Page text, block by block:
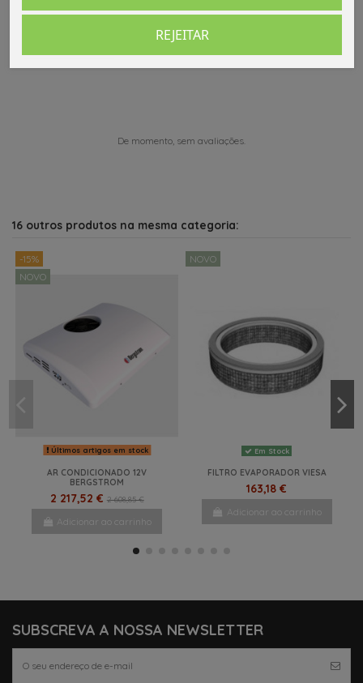
De momento, sem avaliações.
16 outros produtos na mesma categoria:
-15%
NOVO
Últimos artigos em stock
AR CONDICIONADO 12V
BERGSTROM
2 217,52 € 2 608,85 €
Adicionar ao carrinho
NOVO
Em Stock
FILTRO EVAPORADOR VIESA
163,18 €
Adicionar ao carrinho
SUBSCREVA A NOSSA NEWSLETTER
REJEITAR